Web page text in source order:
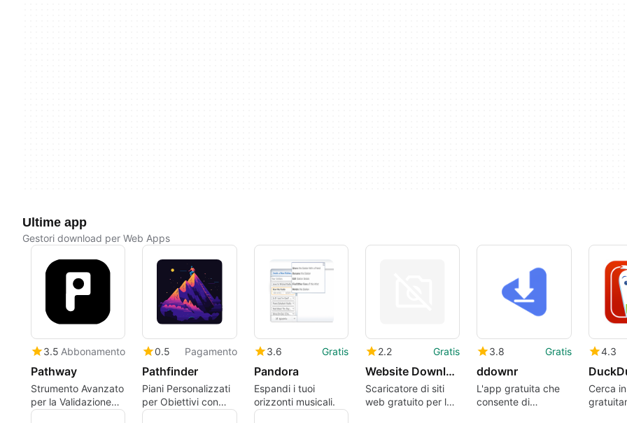
Ultime app
Gestori download per Web Apps
3.5 Abbonamento
Pathway
Strumento Avanzato
per la Validazione
dell'UX
0.5 Pagamento
Pathfinder
Piani Personalizzati
per Obiettivi con
Pathfinder
3.6 Gratis
Pandora
Espandi i tuoi
orizzonti musicali.
2.2 Gratis
Website Downloader
Scaricatore di siti
web gratuito per la
3.8 Gratis
ddownr
L'app gratuita che
consente di
4.3
Cerca